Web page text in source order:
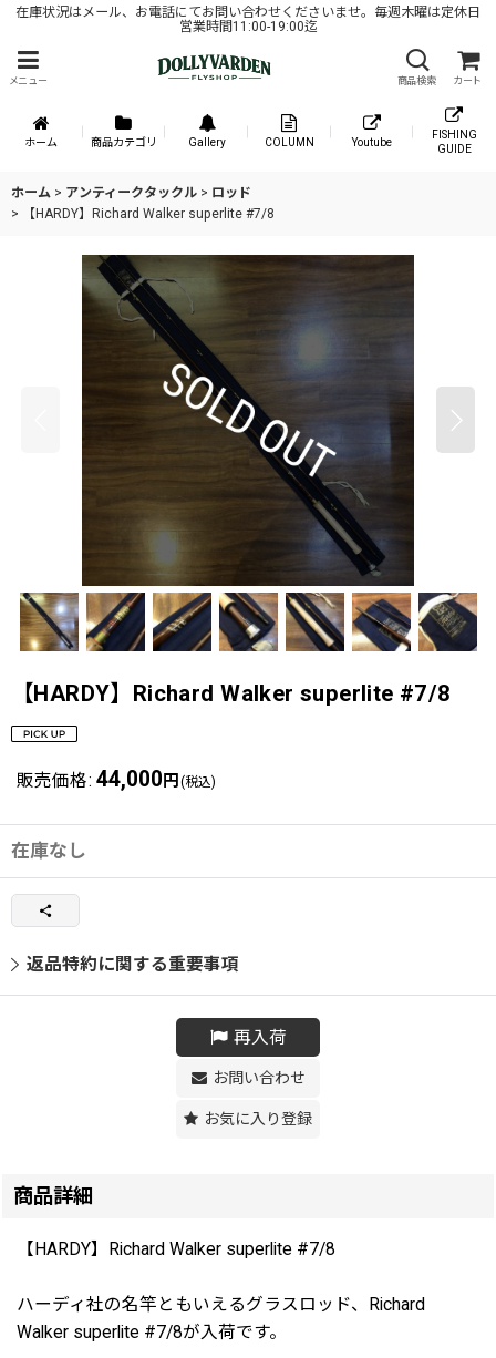
在庫状況はメール、お電話にてお問い合わせくださいませ。毎週木曜は定休日
営業時間11:00-19:00迄
メニュー 商品検索 カート
ホーム 商品カテゴリ Gallery COLUMN Youtube
FISHING
GUIDE
ホーム > アンティークタックル > ロッド
>
【HARDY】Richard Walker superlite #7/8
【HARDY】Richard Walker superlite #7/8
販売価格: 44,000 円 (税込)
在庫なし
返品特約に関する重要事項
再入荷
お問い合わせ
お気に入り登録
商品詳細
【HARDY】Richard Walker superlite #7/8
ハーディ社の名竿ともいえるグラスロッド、Richard
Walker superlite #7/8が入荷です。